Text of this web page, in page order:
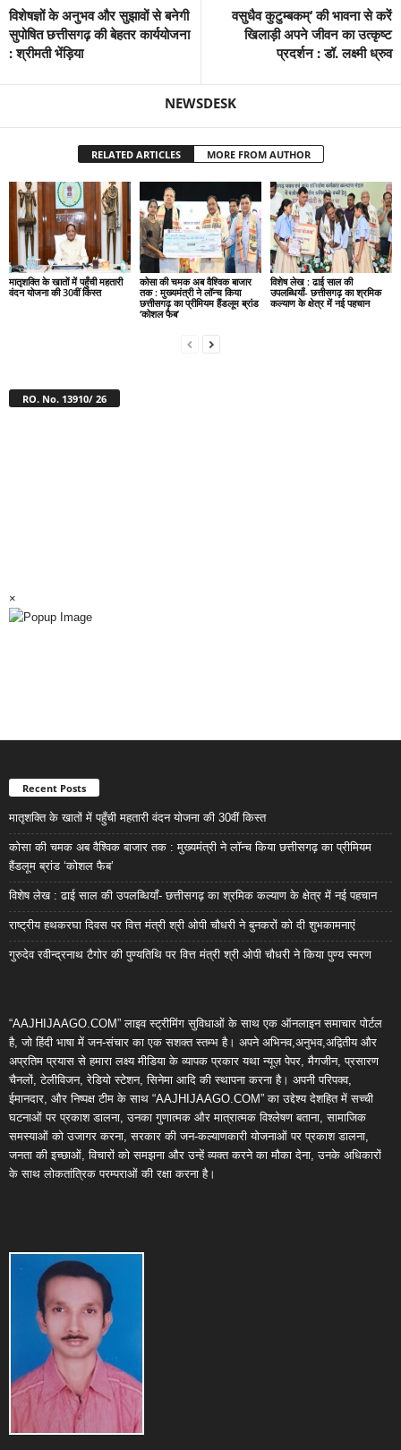
विशेषज्ञों के अनुभव और सुझावों से बनेगी
सुपोषित छत्तीसगढ़ की बेहतर कार्ययोजना
: श्रीमती भेंड़िया
वसुधैव कुटुम्बकम्‘ की भावना से करें
खिलाड़ी अपने जीवन का उत्कृष्ट
प्रदर्शन : डॉ. लक्ष्मी ध्रुव
NEWSDESK
RELATED ARTICLES MORE FROM AUTHOR
मातृशक्ति के खातों में पहुँची महतारी
वंदन योजना की 30वीं किस्त
कोसा की चमक अब वैश्विक बाजार
तक : मुख्यमंत्री ने लॉन्च किया
छत्तीसगढ़ का प्रीमियम हैंडलूम ब्रांड
‘कोशल फैब’
विशेष लेख : ढाई साल की
उपलब्धियाँ- छत्तीसगढ़ का श्रमिक
कल्याण के क्षेत्र में नई पहचान
RO. No. 13910/ 26
×
Recent Posts
मातृशक्ति के खातों में पहुँची महतारी वंदन योजना की 30वीं किस्त
कोसा की चमक अब वैश्विक बाजार तक : मुख्यमंत्री ने लॉन्च किया छत्तीसगढ़ का प्रीमियम
हैंडलूम ब्रांड ‘कोशल फैब’
विशेष लेख : ढाई साल की उपलब्धियाँ- छत्तीसगढ़ का श्रमिक कल्याण के क्षेत्र में नई पहचान
राष्ट्रीय हथकरघा दिवस पर वित्त मंत्री श्री ओपी चौधरी ने बुनकरों को दी शुभकामनाएं
गुरुदेव रवीन्द्रनाथ टैगोर की पुण्यतिथि पर वित्त मंत्री श्री ओपी चौधरी ने किया पुण्य स्मरण
“AAJHIJAAGO.COM” लाइव स्ट्रीमिंग सुविधाओं के साथ एक ऑनलाइन समाचार पोर्टल
है, जो हिंदी भाषा में जन-संचार का एक सशक्त स्तम्भ है। अपने अभिनव,अनुभव,अद्वितीय और
अप्रतिम प्रयास से हमारा लक्ष्य मीडिया के व्यापक प्रकार यथा न्यूज़ पेपर, मैगजीन, प्रसारण
चैनलों, टेलीविजन, रेडियो स्टेशन, सिनेमा आदि की स्थापना करना है। अपनी परिपक्व,
ईमानदार, और निष्पक्ष टीम के साथ “AAJHIJAAGO.COM” का उद्देश्य देशहित में सच्ची
घटनाओं पर प्रकाश डालना, उनका गुणात्मक और मात्रात्मक विश्लेषण बताना, सामाजिक
समस्याओं को उजागर करना, सरकार की जन-कल्याणकारी योजनाओं पर प्रकाश डालना,
जनता की इच्छाओं, विचारों को समझना और उन्हें व्यक्त करने का मौका देना, उनके अधिकारों
के साथ लोकतांत्रिक परम्पराओं की रक्षा करना है।